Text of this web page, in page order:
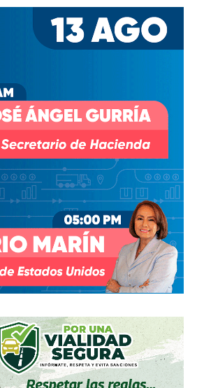
maestra catalogada como “El Gol
1. En un solo día, el ‘Pelusa’ se
tantos más icónicos en la
lo escribió sin tapujos:
antes del partido que el fútbol no
la guerra de las Malvinas, sabíamos
chicos argentinos ahí.Los
Y eso era la revancha”.
argentino, fue más claro
a Inglaterra era suficiente.
secundario para nosotros.
nuestro verdadero objetivo.”
1986, pero tampoco en 1998,
Un primer tiempo trepidante
un golazo deMichael Oweny un
Zanettitras un tiro libre. La
marcada porla expulsión del